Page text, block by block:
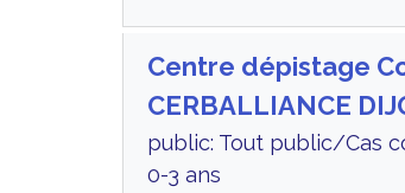
Centre dépistage
CERBALLIANCE
public: Tout public/Cas
0-3 ans